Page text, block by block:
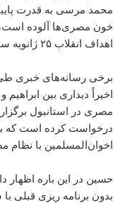
محمد مرسی به قدرت
خون مصری‌ها آلوده
اهداف انقلاب ۲۵ ژانویه سال ۲۰۱۱ نخواهیم گذشت.
برخی رسانه‌های خبری
اخیراً دیداری بین
مصری در استانبول
درخواست کرده است که
اخوان‌المسلمین با نظام
حسین در این باره
بدون برنامه ریزی قبلی